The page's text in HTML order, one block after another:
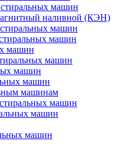
машин
наливной (КЭН)
машин
машин
машин
машин
машин
машин
машинам
машин
машин
машин